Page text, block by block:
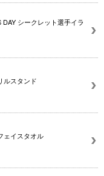
DAY シークレット選手イラ
ルスタンド
ェイスタオル